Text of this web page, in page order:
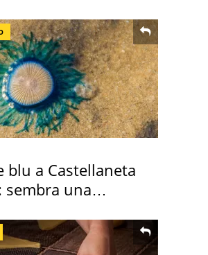
blu a Castellaneta
sembra una